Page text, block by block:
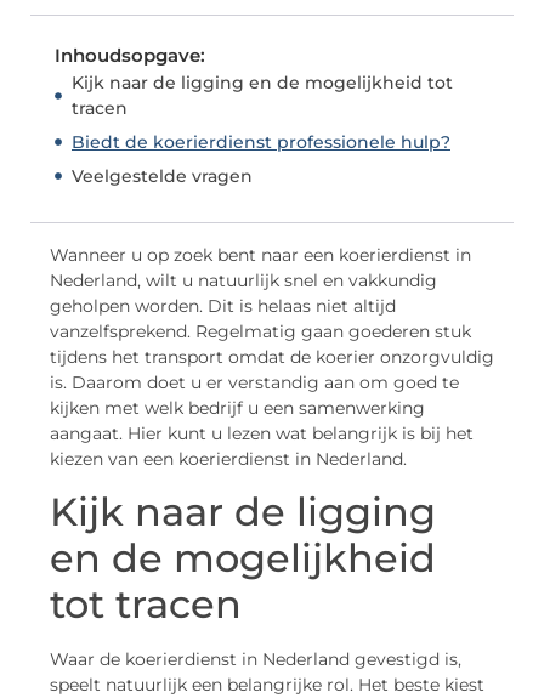
Inhoudsopgave:
Kijk naar de ligging en de mogelijkheid tot
tracen
Biedt de koerierdienst professionele hulp?
Veelgestelde vragen
Wanneer u op zoek bent naar een koerierdienst in
Nederland, wilt u natuurlijk snel en vakkundig
geholpen worden. Dit is helaas niet altijd
vanzelfsprekend. Regelmatig gaan goederen stuk
tijdens het transport omdat de koerier onzorgvuldig
is. Daarom doet u er verstandig aan om goed te
kijken met welk bedrijf u een samenwerking
aangaat. Hier kunt u lezen wat belangrijk is bij het
kiezen van een koerierdienst in Nederland.
Kijk naar de ligging
en de mogelijkheid
tot tracen
Waar de koerierdienst in Nederland gevestigd is,
speelt natuurlijk een belangrijke rol. Het beste kiest